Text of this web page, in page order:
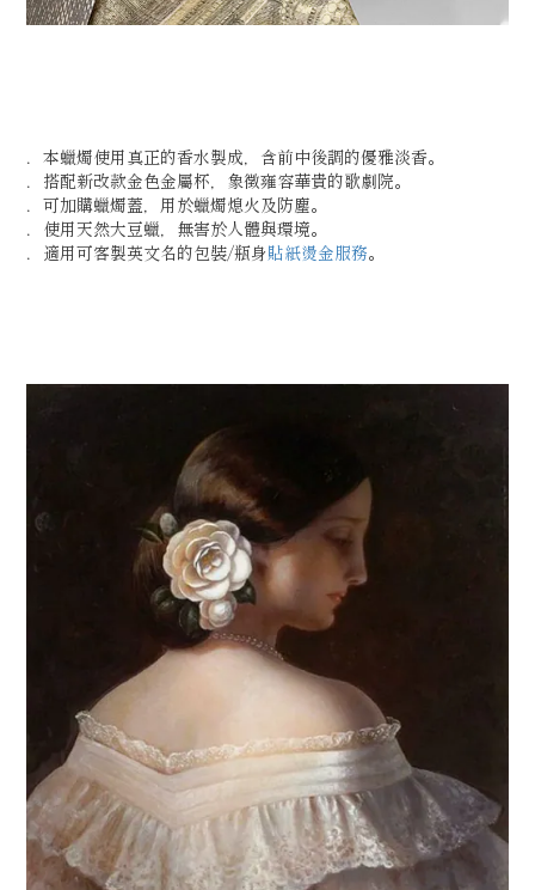
．本蠟燭使用真正的香水製成，含前中後調的優雅淡香。
．搭配新改款金色金屬杯，象徵雍容華貴的歌劇院。
．可加購蠟燭蓋，用於蠟燭熄火及防塵。
．使用天然大豆蠟，無害於人體與環境。
．適用可客製英文名的包裝/瓶身貼紙燙金服務。